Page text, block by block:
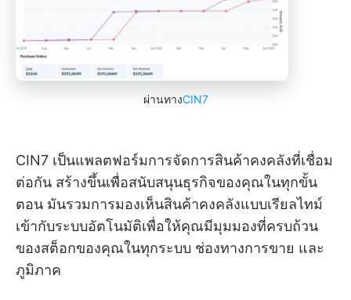
ผ่านทางCIN7
CIN7 เป็นแพลตฟอร์มการจัดการสินค้าคงคลังที่เชื่อม
ต่อกัน สร้างขึ้นเพื่อสนับสนุนธุรกิจของคุณในทุกขั้น
ตอน มันรวมการมองเห็นสินค้าคงคลังแบบเรียลไทม์
เข้ากับระบบอัตโนมัติเพื่อให้คุณมีมุมมองที่ครบถ้วน
ของสต็อกของคุณในทุกระบบ ช่องทางการขาย และ
ภูมิภาค